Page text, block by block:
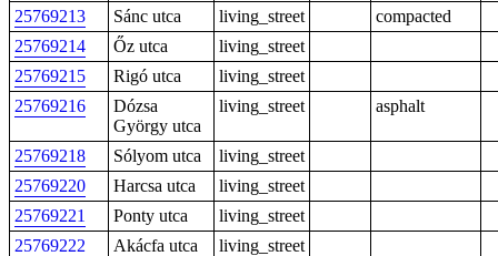
25769213
Sánc utca living_street
compacted
25769214
Őz utca
living_street
25769215
Rigó utca
living_street
25769216
Dózsa
György utca
living_street asphalt
25769218 Sólyom utca
living_street
25769220
Harcsa utca
living_street
25769221
Ponty utca
living_street
25769222
Akácfa utca living_street